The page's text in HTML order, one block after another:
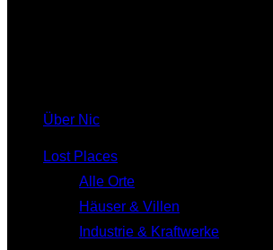
Über Nic
Lost Places
Alle Orte
Häuser & Villen
Industrie & Kraftwerke